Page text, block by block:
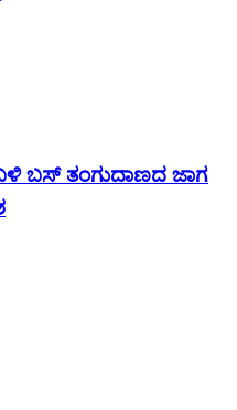
ಬಳಿ ಬಸ್ ತಂಗುದಾಣದ ಜಾಗ